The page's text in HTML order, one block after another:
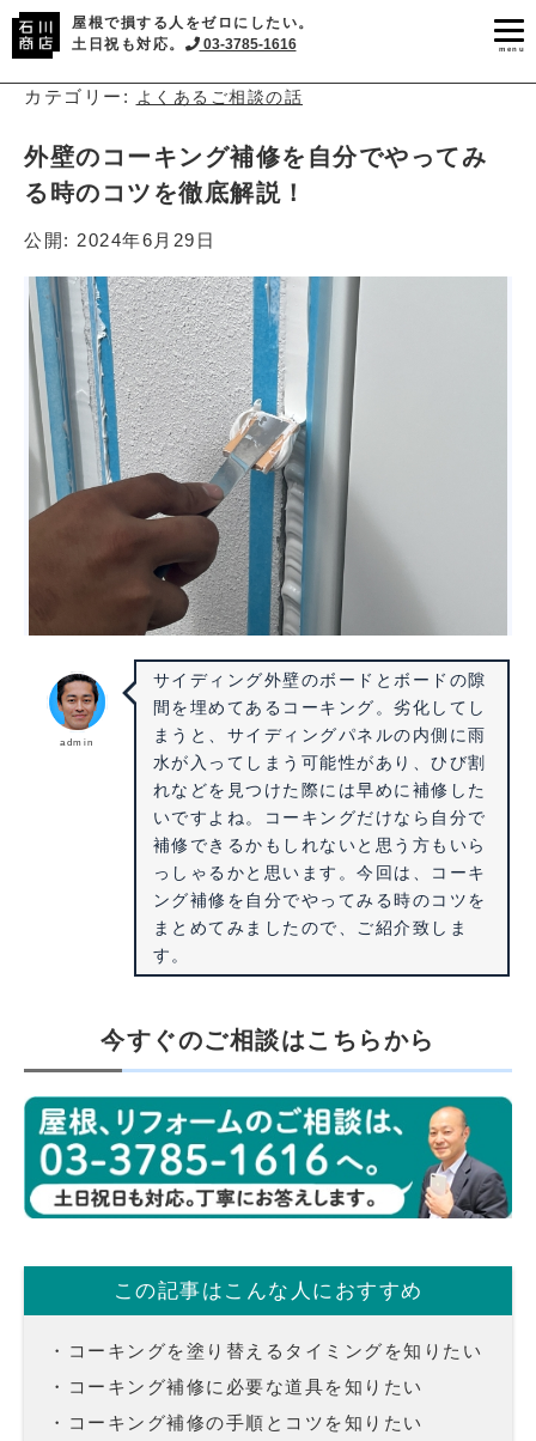
屋根で損する人をゼロにしたい。
土日祝も対応。
03-3785-1616 menu
カテゴリー: よくあるご相談の話
外壁のコーキング補修を自分でやってみ
る時のコツを徹底解説！
公開: 2024年6月29日
admin
サイディング外壁のボードとボードの隙
間を埋めてあるコーキング。劣化してし
まうと、サイディングパネルの内側に雨
水が入ってしまう可能性があり、ひび割
れなどを見つけた際には早めに補修した
いですよね。コーキングだけなら自分で
補修できるかもしれないと思う方もいら
っしゃるかと思います。今回は、コーキ
ング補修を自分でやってみる時のコツを
まとめてみましたので、ご紹介致しま
す。
今すぐのご相談はこちらから
この記事はこんな人におすすめ
・コーキングを塗り替えるタイミングを知りたい
・コーキング補修に必要な道具を知りたい
・コーキング補修の手順とコツを知りたい